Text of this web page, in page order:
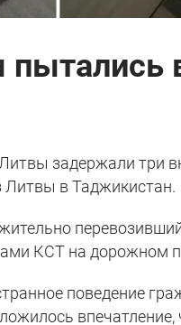
пытались
задержали три
Литвы в Таджикистан.
КСТ на дорожном
поведение
впечатление,